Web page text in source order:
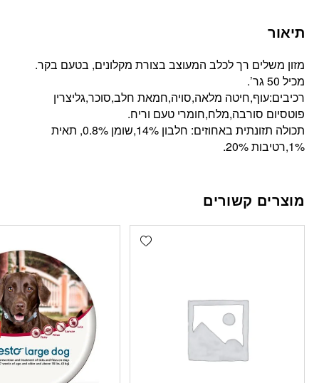
תיאור
מזון משלים רך לכלב המעוצב בצורת מקלונים, בטעם בקר.
מכיל 50 גר’.
רכיבים:עוף,חיטה מלאה,סויה,חמאת חלב,סוכר,גליצרין
פוטסיום סורבה,מלח,חומרי טעם וריח.
תכולה תזונתית באחוזים: חלבון 14%,שומן 0.8%, תאית
1%,רטיבות 20%.
מוצרים קשורים
Add wishlist